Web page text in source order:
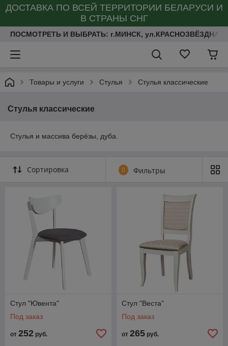
ДОСТАВКА ПО ВСЕЙ ТЕРРИТОРИИ БЕЛАРУСИ И
В СТРАНЫ СНГ
ПОСМОТРЕТЬ И ВЫБРАТЬ: г.МИНСК, ул.КРАСНОЗВЁЗДНАЯ
Товары и услуги Стулья Стулья классические
Стулья классические
Стулья и массива берёзы, дуба.
Сортировка 0 Фильтры
Стул "Ювента"
Под заказ
от 252 руб.
Стул "Веста"
Под заказ
от 265 руб.